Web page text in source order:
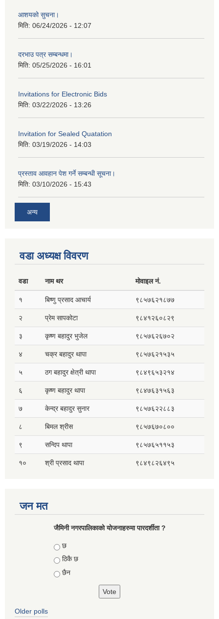
आशयको सुचना।
मिति: 06/24/2026 - 12:07
दरभाउ पत्र सम्बन्धमा।
मिति: 05/25/2026 - 16:01
Invitations for Electronic Bids
मिति: 03/22/2026 - 13:26
Invitation for Sealed Quatation
मिति: 03/19/2026 - 14:03
प्रस्ताव आवहान पेश गर्ने सम्बन्धी सूचना।
मिति: 03/10/2026 - 15:43
अन्य
वडा अध्यक्ष विवरण
वडा नाम थर मोवाइल नं.
१ बिष्णु प्रसाद आचार्य ९८५७६२१८७७
२ प्रेम सापकोटा ९८४१२६०८२९
३ कृष्ण बहादुर भुजेल ९८५७६२६७०२
४ चक्र बहादुर थापा ९८५७६२१५३५
५ ठग बहादुर क्षेत्री थापा ९८४९६५३२१४
६ कृष्ण बहादुर थापा ९८४७६३१५६३
७ केन्द्र बहादुर सुनार ९८५७६२२८८३
८ बिमल श्रीस ९८५७६७०८००
९ सन्दिप थापा ९८५७६५११५३
१० श्री प्रसाद थापा ९८४९८२६४९५
जन मत
जैमिनी नगरपालिकाको योजनाहरुमा पारदर्शीता ?
Choices
छ
ठिकै छ
छैन
Older polls